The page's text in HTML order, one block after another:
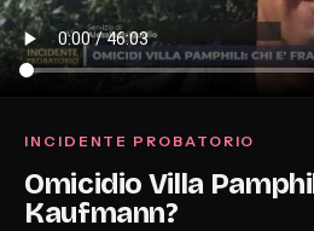
INCIDENTE PROBATORIO
Omicidio Villa
Kaufmann?